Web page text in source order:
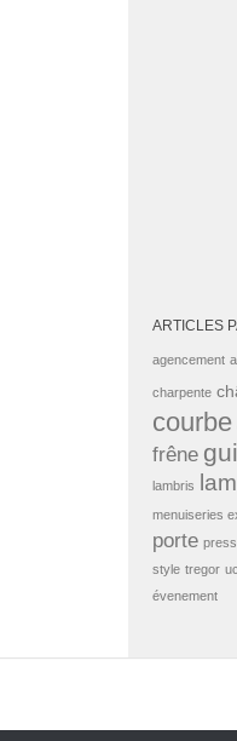
ARTICLES
agencement
charpente
courbe
frêne
lambris
menuiseries
porte
style tregor
évenement